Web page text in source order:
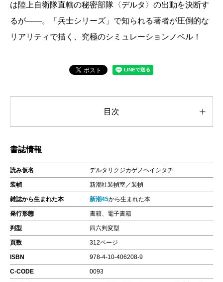
は陸上自衛隊直轄の秘密部隊〈デルタ〉の出動を決断す
るが――。「兵士シリーズ」で知られる著者が圧倒的な
リアリティで描く、究極のシミュレーションノベル！
目次
書誌情報
読み仮名 デルタリクジカゲノヘイシタチ
装幀 新潮社装幀室／装幀
雑誌から生まれた本 新潮45から生まれた本
発行形態 書籍、電子書籍
判型 四六判変型
頁数 312ページ
ISBN 978-4-10-406208-9
C-CODE 0093